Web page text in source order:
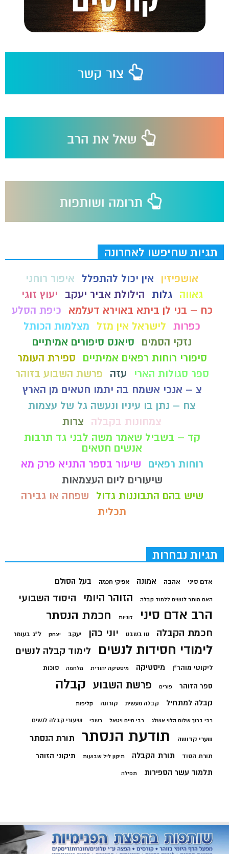
תגיות שחיפשו לאחרונה
אושפיזין אין יכול להתפלל
איפור רוחני
גאווה
גלות הילולת אביר יעקב
יעוץ זוגי
כח – בני לן ביתא באוירא דעלמא
כיפת הסלע
כפרות לישראל אין מזל
מצלמות הכותל
נזקי הסמים
סיאנס סיפורים אמיתיים
סיפורי רוחות רפאים אמיתיים
ספירת העומר
ספר סגולות הארי
עזה
פרשת השבוע בזוהר
צ – אנכי אשמח בה יתמו חטאים מן הארץ
צח – נתן בו עיניו ונעשה גל של עצמות
צמחונות בקבלה
צרות
קד – בשביל שאמר משה לבני גד תרבות
אנשים חטאים
רוחות רפאים
שיעור בספר התניא פרק מא
שיעורים ליום העצמאות
שיש בהם התבוננות גדול
שפחה או גבירה
תכלית
תגיות נבחרות
אדם סיני אהבה אמונה אפיקי חכמה בעל הסולם
האם מותר לנשים ללמוד קבלה הזוהר היומי היסוד השבועי
הרב אדם סיני זוגיות חכמת הנסתר
חכמת הקבלה טו בשבט יוני כהן יעקב יצחק ל"ג בעומר
לימודי חסידות לנשים לימוד קבלה לנשים
ליקוטי מוהר"ן מיסטיקה מיסטיקה יהודית מלחמה סוכות
ספר הזוהר פורים פרשת השבוע קבלה
קבלה למתחיל קבלה מעשית קורונה קליפות
רבי ברוך שלום הלוי אשלג רבי חיים ויטאל רשבי שיעורי קבלה לנשים
שערי קדושה תודעת הנסתר תורת הנסתר
תורת הסוד תורת הקבלה תיקון ליל שבועות תיקוני הזוהר
תלמוד עשר הספירות תפילה